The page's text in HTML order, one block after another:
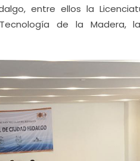
entre ellos la
de la Madera,